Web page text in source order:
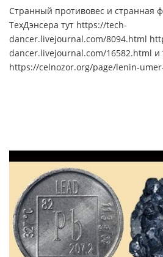
Странный противовес и странная
ТехДэнсера тут https://tech-
dancer.livejournal.com/8094.html
dancer.livejournal.com/16582.html и
https://celnozor.org/page/lenin-